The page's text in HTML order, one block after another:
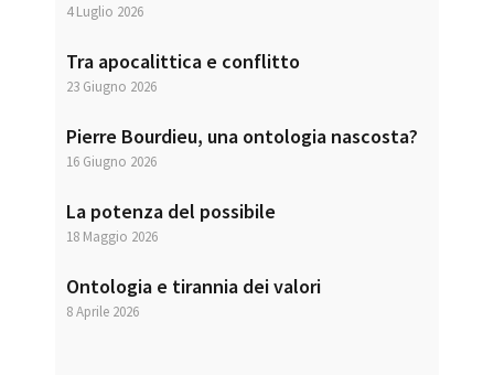
4 Luglio 2026
Tra apocalittica e conflitto
23 Giugno 2026
Pierre Bourdieu, una ontologia nascosta?
16 Giugno 2026
La potenza del possibile
18 Maggio 2026
Ontologia e tirannia dei valori
8 Aprile 2026